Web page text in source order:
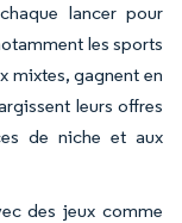
lancer pour
les sports
mixtes, gagnent en
leurs offres
de niche et aux
des jeux comme